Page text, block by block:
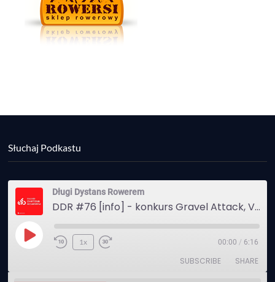
Słuchaj Podkastu
Długi Dystans Rowerem
DDR #76 [info] - konkurs Gravel Attack, Varmia Gravel, Bike Expo, Inspire India Ultra Race
Play
1x 00:00 / 6:16
SUBSCRIBE SHARE